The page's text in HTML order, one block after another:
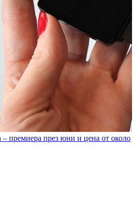
– премиера през юни и цена от около